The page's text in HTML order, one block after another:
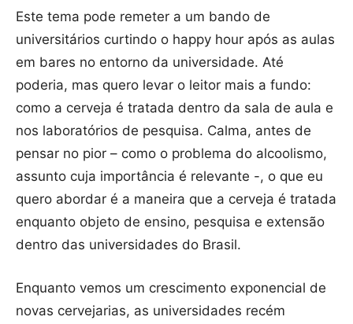
Este tema pode remeter a um bando de
universitários curtindo o happy hour após as aulas
em bares no entorno da universidade. Até
poderia, mas quero levar o leitor mais a fundo:
como a cerveja é tratada dentro da sala de aula e
nos laboratórios de pesquisa. Calma, antes de
pensar no pior – como o problema do alcoolismo,
assunto cuja importância é relevante -, o que eu
quero abordar é a maneira que a cerveja é tratada
enquanto objeto de ensino, pesquisa e extensão
dentro das universidades do Brasil.
Enquanto vemos um crescimento exponencial de
novas cervejarias, as universidades recém